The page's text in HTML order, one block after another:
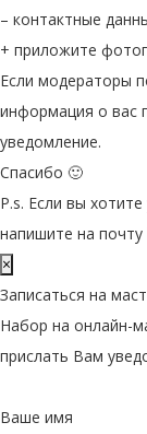
– контактные
+ приложите
Если модераторы
информация о вас
уведомление.
Спасибо 🙂
P.s. Если вы
напишите на
×
Записаться на
Набор на онлайн-
прислать Вам
Ваше имя